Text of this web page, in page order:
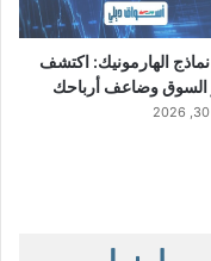
الهارمونيك: اكتشف
السوق وضاعف أرباحك